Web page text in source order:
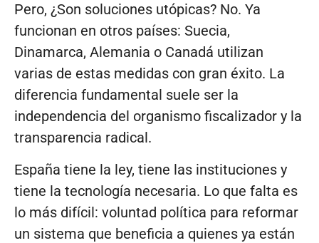
Pero, ¿Son soluciones utópicas? No. Ya
funcionan en otros países: Suecia,
Dinamarca, Alemania o Canadá utilizan
varias de estas medidas con gran éxito. La
diferencia fundamental suele ser la
independencia del organismo fiscalizador y la
transparencia radical.
España tiene la ley, tiene las instituciones y
tiene la tecnología necesaria. Lo que falta es
lo más difícil: voluntad política para reformar
un sistema que beneficia a quienes ya están